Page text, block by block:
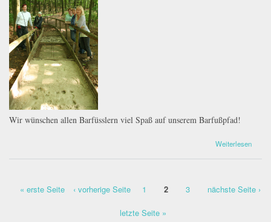
Wir wünschen allen Barfüsslern viel Spaß auf unserem Barfußpfad!
Weiterlesen
Seiten
« erste Seite ‹ vorherige Seite 1 2 3 nächste Seite ›
letzte Seite »